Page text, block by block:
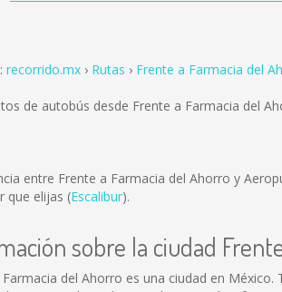
recorrido.mx Rutas Frente a Farmacia del
de autobús desde Frente a Farmacia del
entre Frente a Farmacia del Ahorro y
que elijas (Escalibur).
sobre la ciudad
Farmacia del Ahorro es una ciudad en